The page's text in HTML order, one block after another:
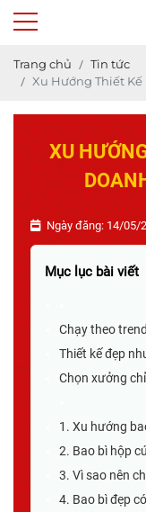
Trang chủ
Tin tức
Xu Hướng Thiết
XU
Ngày đăng: 14/05/
Mục lục bài viết
Chạy theo
Thiết kế đẹp
Chọn xưởng
1. Xu hướng
2. Bao bì hộp
3. Vì sao nên
4. Bao bì đẹp